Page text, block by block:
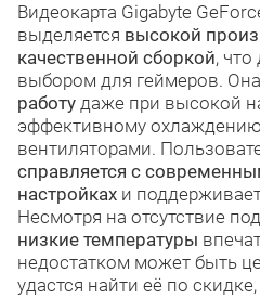
Видеокарта Gigabyte
выделяется высокой
качественной сборкой,
выбором для геймеров.
работу даже при высокой
эффективному
вентиляторами.
справляется с
настройках и
Несмотря на отсутствие
низкие температуры
недостатком может быть
удастся найти её по